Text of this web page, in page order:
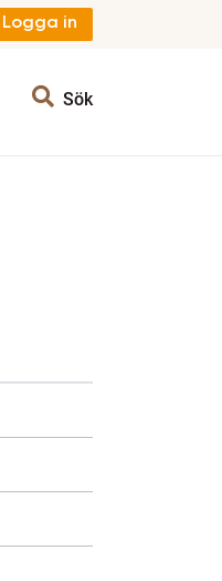
Logga in
Sök